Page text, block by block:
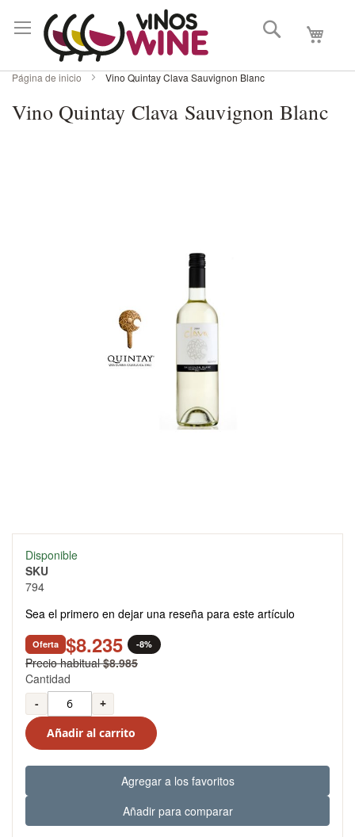
Mi
Buscar
Página de inicio Vino Quintay Clava Sauvignon Blanc
Vino Quintay Clava Sauvignon Blanc
the
beginning
the
images
gallery
Disponible
SKU
794
Sea el primero en dejar una reseña para este artículo
Oferta $8.235 -8%
Precio habitual $8.985
Cantidad
-
+
Añadir al carrito
Agregar a los favoritos
Añadir para comparar